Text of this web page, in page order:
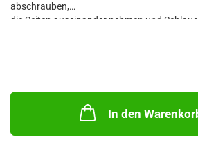
abschrauben,
die Seiten auseinander nehmen und
In den